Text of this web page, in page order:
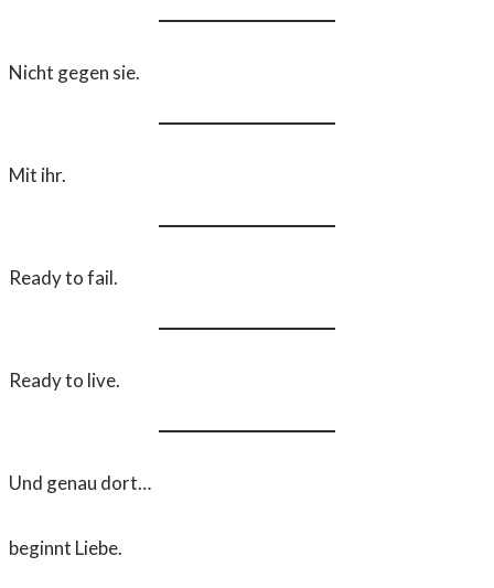
Nicht gegen sie.
Mit ihr.
Ready to fail.
Ready to live.
Und genau dort…
beginnt Liebe.